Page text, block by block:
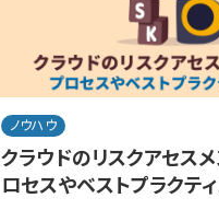
ノウハウ
クラウドのリスクアセス
ロセスやベストプラクテ